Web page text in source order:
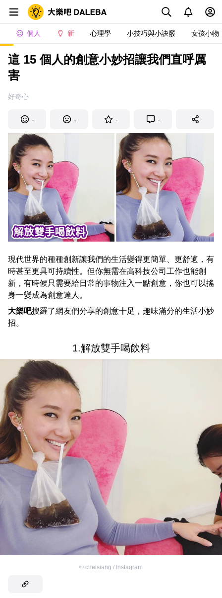
個人 新 心理學 小技巧與小訣竅 女孩小物
這 15 個人的創意小妙招讓我們直呼厲
害
好奇心
- - - -
現代世界的種種創新讓我們的生活變得更簡單、更舒適，有
時甚至更具可持續性。但你無需在高科技公司工作也能創
新，有時候只需要給日常的事物注入一點創意，你也可以搖
身一變成為創意達人。
大樂吧搜羅了網友們分享的創意十足，趣味滿分的生活小妙
招。
1.解放雙手喝飲料
© chelsiang / Instagram